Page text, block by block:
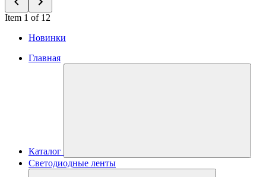
Item 1 of 12
Новинки
Главная
Каталог
Светодиодные ленты